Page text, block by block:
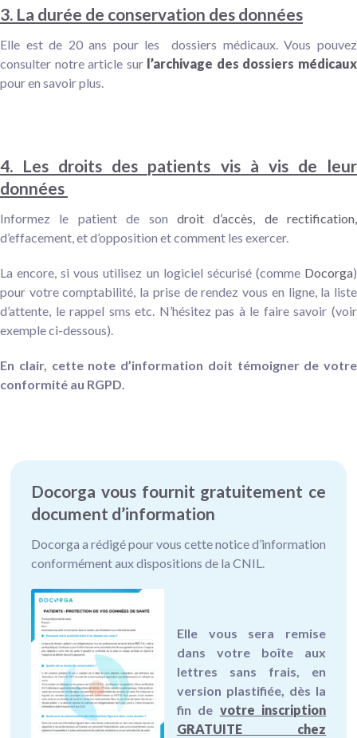
3. La durée de conservation des données
Elle est de 20 ans pour les dossiers médicaux. Vous pouvez
consulter notre article sur l’archivage des dossiers médicaux
pour en savoir plus.
4. Les droits des patients vis à vis de leur
données
Informez le patient de son droit d’accès, de rectification,
d’effacement, et d’opposition et comment les exercer.
La encore, si vous utilisez un logiciel sécurisé (comme Docorga)
pour votre comptabilité, la prise de rendez vous en ligne, la liste
d’attente, le rappel sms etc. N’hésitez pas à le faire savoir (voir
exemple ci-dessous).
En clair, cette note d’information doit témoigner de votre
conformité au RGPD.
Docorga vous fournit gratuitement ce
document d’information
Docorga a rédigé pour vous cette notice d’information
conformément aux dispositions de la CNIL.
Elle vous sera remise
dans votre boîte aux
lettres sans frais, en
version plastifiée, dès la
fin de votre inscription
GRATUITE chez